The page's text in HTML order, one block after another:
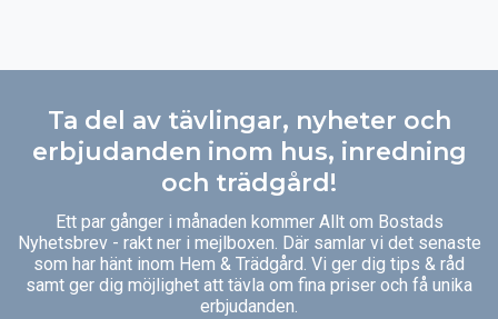
Ta del av tävlingar, nyheter och
erbjudanden inom hus, inredning
och trädgård!
Ett par gånger i månaden kommer Allt om Bostads
Nyhetsbrev - rakt ner i mejlboxen. Där samlar vi det senaste
som har hänt inom Hem & Trädgård. Vi ger dig tips & råd
samt ger dig möjlighet att tävla om fina priser och få unika
erbjudanden.